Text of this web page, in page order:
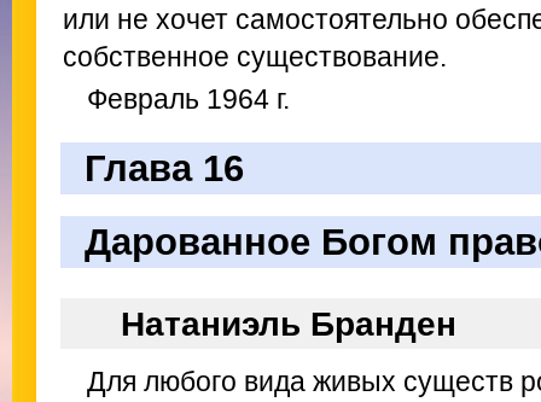
или не хочет самостоятельно
собственное существование.
Февраль 1964 г.
Глава 16
Дарованное Богом
Натаниэль Бранден
Для любого вида живых существ